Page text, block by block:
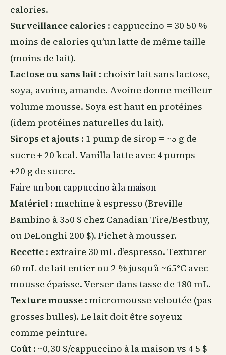
calories.
Surveillance calories : cappuccino = 30 50 %
moins de calories qu’un latte de même taille
(moins de lait).
Lactose ou sans lait : choisir lait sans lactose,
soya, avoine, amande. Avoine donne meilleur
volume mousse. Soya est haut en protéines
(idem protéines naturelles du lait).
Sirops et ajouts : 1 pump de sirop = ~5 g de
sucre + 20 kcal. Vanilla latte avec 4 pumps =
+20 g de sucre.
Faire un bon cappuccino à la maison
Matériel : machine à espresso (Breville
Bambino à 350 $ chez Canadian Tire/Bestbuy,
ou DeLonghi 200 $). Pichet à mousser.
Recette : extraire 30 mL d’espresso. Texturer
60 mL de lait entier ou 2 % jusqu’à ~65°C avec
mousse épaisse. Verser dans tasse de 180 mL.
Texture mousse : micromousse veloutée (pas
grosses bulles). Le lait doit être soyeux
comme peinture.
Coût : ~0,30 $/cappuccino à la maison vs 4 5 $